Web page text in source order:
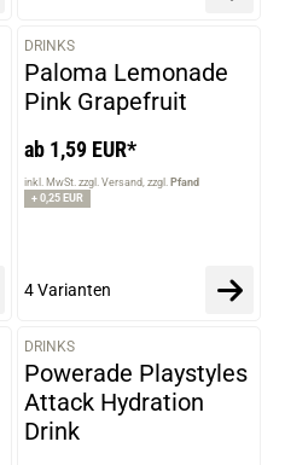
VARIANTEN
DRINKS
Paloma Lemonade
Pink Grapefruit
ab 1,59 EUR*
inkl. MwSt. zzgl. Versand zzgl. Pfand
+ 0,25 EUR
4 Varianten
VARIANTEN
DRINKS
Powerade Playstyles
Attack Hydration
Drink